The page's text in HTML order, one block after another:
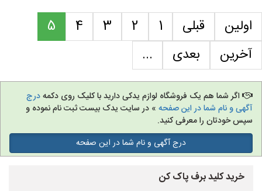
اولین قبلی 1
2
3
4
5
...
بعدی آخرین
اگر شما هم یک فروشگاه لوازم یدکی دارید با کلیک روی دکمهدرج
آگهی و نام شما در این صفحه » در سایت یدک بیست ثبت نام نموده و
سپس خودتان را معرفی کنید.
درج آگهی و نام شما در این صفحه
خرید کلید برف پاک کن